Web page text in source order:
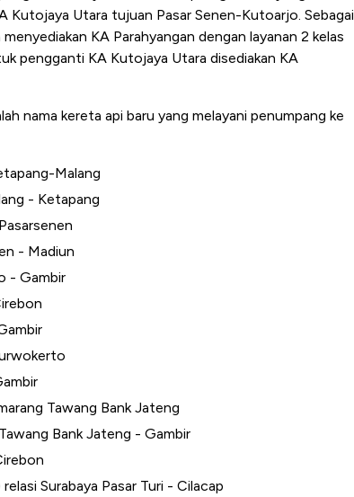
Kutojaya Utara tujuan Pasar Senen-Kutoarjo. Sebagai
KA Parahyangan dengan layanan 2 kelas
pengganti KA Kutojaya Utara disediakan KA
nama kereta api baru yang melayani penumpang ke
Malang
- Ketapang
- Madiun
- Gambir
Tawang Bank Jateng
Bank Jateng - Gambir
Surabaya Pasar Turi - Cilacap
RI